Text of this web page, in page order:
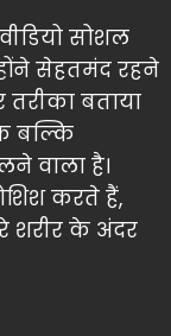
सोशल
सेहतमंद रहने
बताया
बल्कि
वाला है।
करते हैं,
शरीर के अंदर